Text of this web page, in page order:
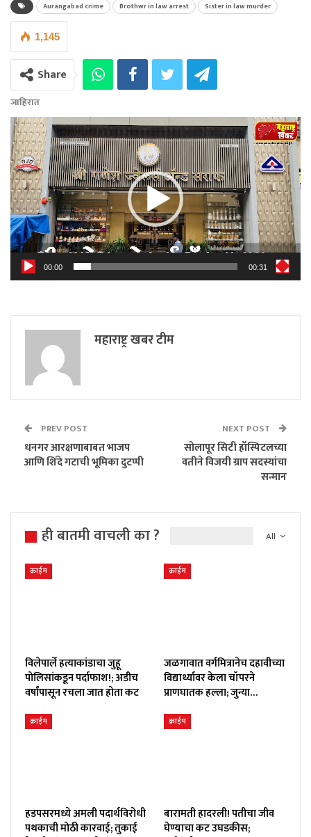
Aurangabad crime Brothwr in law arrest Sister in law murder
1,145
Share
जाहिरात
Video
Player
00:00 00:31
महाराष्ट्र खबर टीम
PREV POST
धनगर आरक्षणाबाबत भाजप
आणि शिंदे गटाची भूमिका दुटप्पी
NEXT POST
सोलापूर सिटी हॉस्पिटलच्या
वतीने विजयी ग्राप सदस्यांचा
सन्मान
All
ही बातमी वाचली का ?
क्राईम
विलेपार्ले हत्याकांडाचा जुहू
पोलिसांकडून पर्दाफाश!; अडीच
वर्षांपासून रचला जात होता कट
क्राईम
जळगावात वर्गमित्रानेच दहावीच्या
विद्यार्थ्यावर केला चॉपरने
प्राणघातक हल्ला; जुन्या…
क्राईम
हडपसरमध्ये अमली पदार्थविरोधी
पथकाची मोठी कारवाई; तुकाई
क्राईम
बारामती हादरली! पतीचा जीव
घेण्याचा कट उघडकीस;